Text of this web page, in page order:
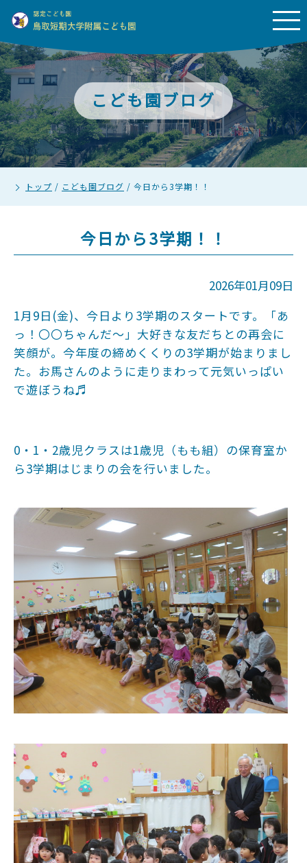
こども園ブログ
トップ / こども園ブログ / 今日から3学期！！
今日から3学期！！
2026年01月09日
1月9日(金)、今日より3学期のスタートです。「あ
っ！〇〇ちゃんだ～」大好きな友だちとの再会に
笑顔が。今年度の締めくくりの3学期が始まりまし
た。お馬さんのように走りまわって元気いっぱい
で遊ぼうね♬
0・1・2歳児クラスは1歳児（もも組）の保育室か
ら3学期はじまりの会を行いました。